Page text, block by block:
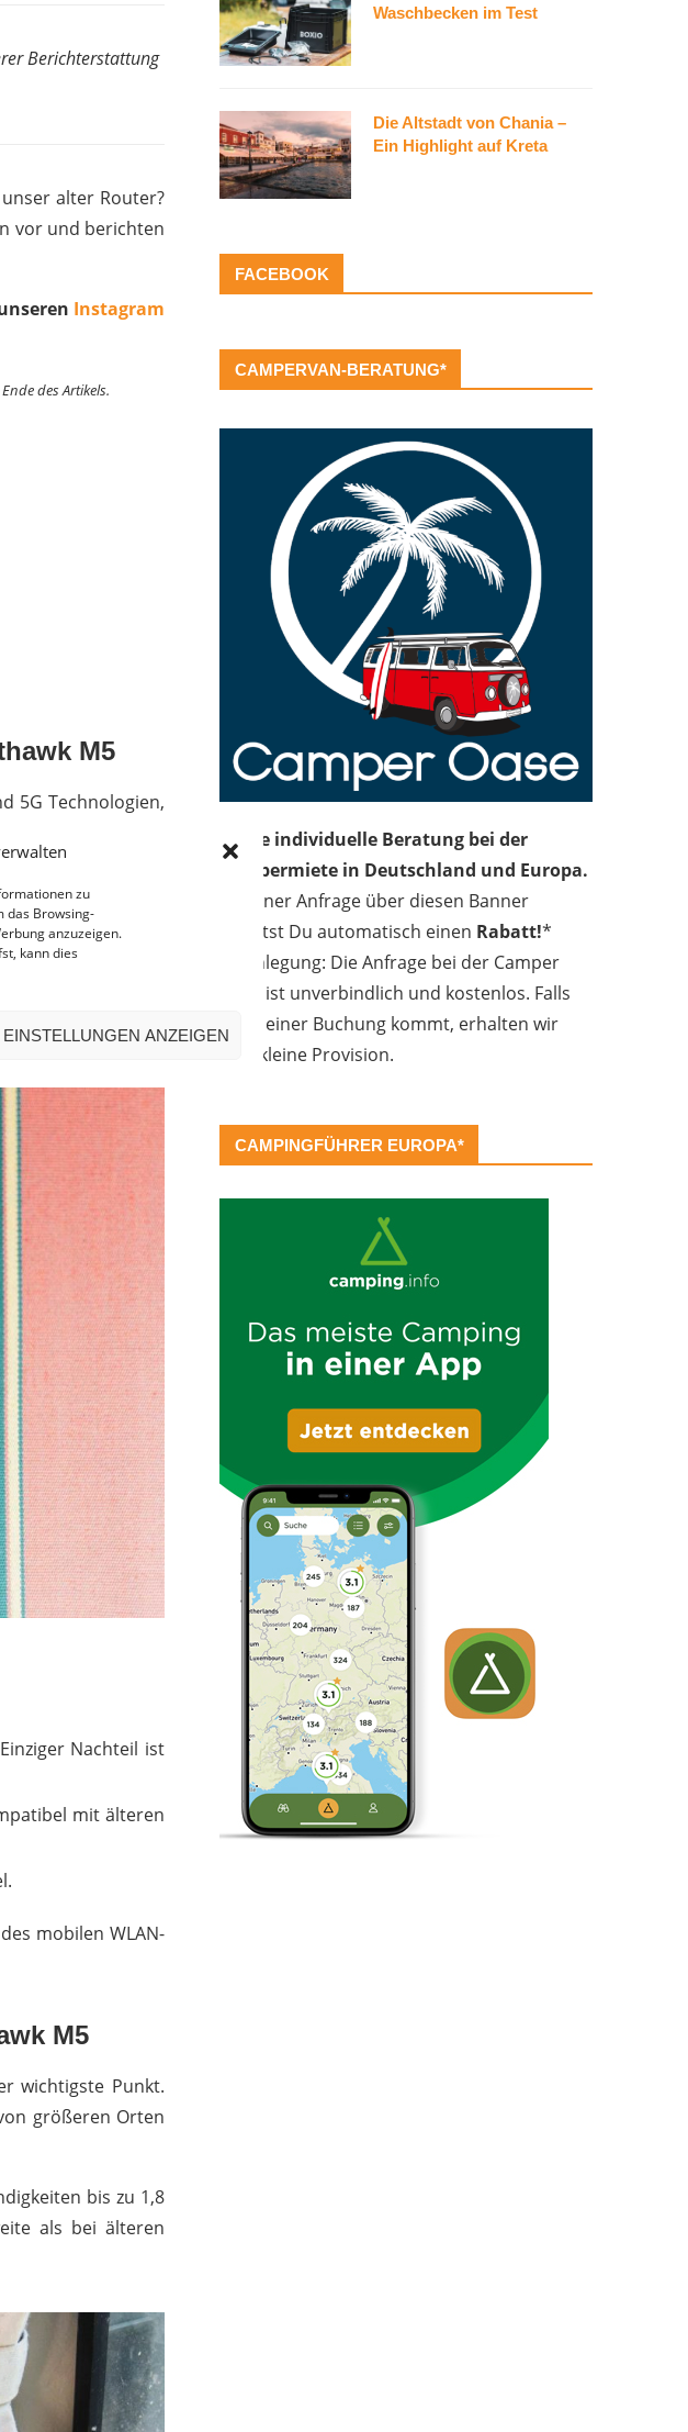
zu
das Browsing-
anzuzeigen.
kann dies
EINSTELLUNGEN ANZEIGEN
Berichterstattung
alter Router?
vor und berichten
Instagram
des Artikels.
M5
5G Technologien,
und kann,
ein eigenes,
aufbauen.
Nachteil ist
mit älteren
mobilen WLAN-
M5
wichtigste Punkt.
größeren Orten
bis zu 1,8
als bei älteren
Waschbecken im Test
Die Altstadt von Chania –
Ein Highlight auf Kreta
FACEBOOK
CAMPERVAN-BERATUNG*
Deine individuelle Beratung bei der
Campermiete in Deutschland und Europa.
Bei einer Anfrage über diesen Banner
erhältst Du automatisch einen Rabatt!*
Offenlegung: Die Anfrage bei der Camper
Oase ist unverbindlich und kostenlos. Falls
es zu einer Buchung kommt, erhalten wir
eine kleine Provision.
CAMPINGFÜHRER EUROPA*